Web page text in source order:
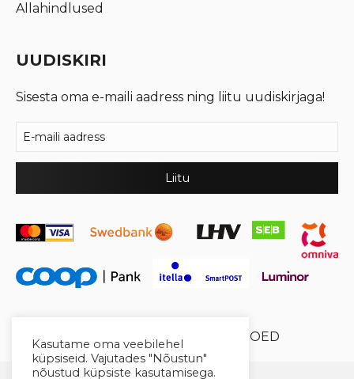
Allahindlused
UUDISKIRI
Sisesta oma e-maili aadress ning liitu uudiskirjaga!
© 2026 Cool Crystal OÜ // XYSUM E-POED
Kasutame oma veebilehel
küpsiseid. Vajutades "Nõustun"
nõustud küpsiste kasutamisega.